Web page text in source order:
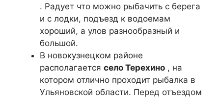
. Радует что можно рыбачить с берега
и с лодки, подъезд к водоемам
хороший, а улов разнообразный и
большой.
В новокузнецком районе
располагается село Терехино , на
котором отлично проходит рыбалка в
Ульяновской области. Перед отъездом